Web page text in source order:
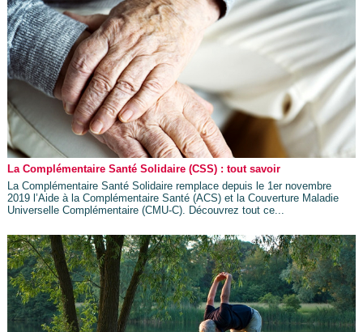
La Complémentaire Santé Solidaire (CSS) : tout savoir
La Complémentaire Santé Solidaire remplace depuis le 1er novembre
2019 l’Aide à la Complémentaire Santé (ACS) et la Couverture Maladie
Universelle Complémentaire (CMU-C). Découvrez tout ce...